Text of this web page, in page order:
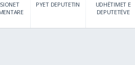
PYET DEPUTETIN
UDHËTIMET E
DEPUTETËVE